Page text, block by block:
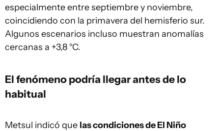
especialmente entre septiembre y noviembre,
coincidiendo con la primavera del hemisferio sur.
Algunos escenarios incluso muestran anomalías
cercanas a +3,8 °C.
El fenómeno podría llegar antes de lo
habitual
Metsul indicó que las condiciones de El Niño